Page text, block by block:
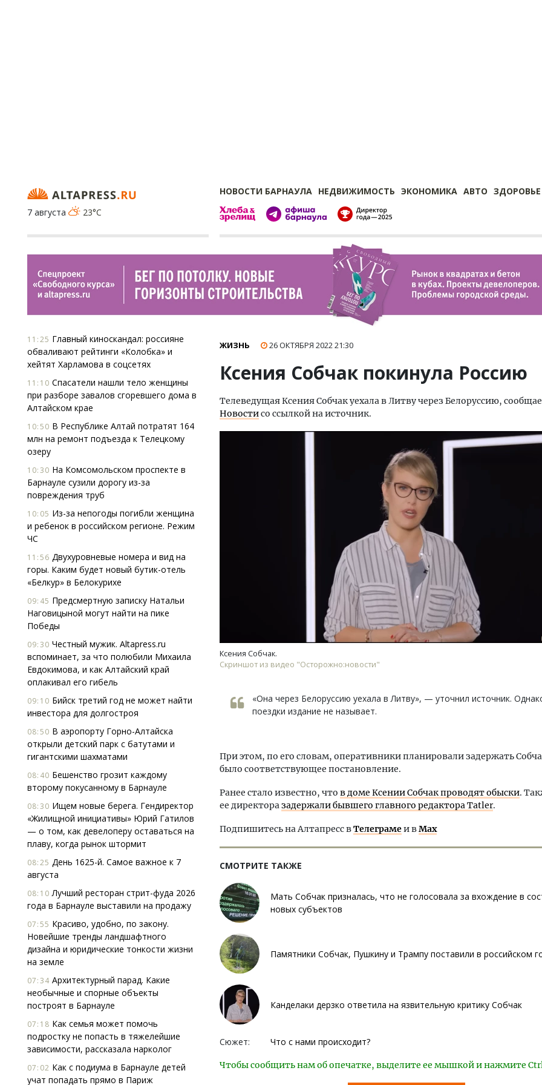
НОВОСТИ БАРНАУЛА НЕДВИЖИМОСТЬ ЭКОНОМИКА АВТО ЗДОРОВЬЕ
7 августа
23°C
11:25 Главный киноскандал: россияне
обваливают рейтинги «Колобка» и
хейтят Харламова в соцсетях
11:10 Спасатели нашли тело женщины
при разборе завалов сгоревшего дома в
Алтайском крае
10:50 В Республике Алтай потратят 164
млн на ремонт подъезда к Телецкому
озеру
10:30 На Комсомольском проспекте в
Барнауле сузили дорогу из-за
повреждения труб
10:05 Из-за непогоды погибли женщина
и ребенок в российском регионе. Режим
ЧС
11:56 Двухуровневые номера и вид на
горы. Каким будет новый бутик-отель
«Белкур» в Белокурихе
09:45 Предсмертную записку Натальи
Наговицыной могут найти на пике
Победы
09:30 Честный мужик. Altapress.ru
вспоминает, за что полюбили Михаила
Евдокимова, и как Алтайский край
оплакивал его гибель
09:10 Бийск третий год не может найти
инвестора для долгостроя
08:50 В аэропорту Горно-Алтайска
открыли детский парк с батутами и
гигантскими шахматами
08:40 Бешенство грозит каждому
второму покусанному в Барнауле
08:30 Ищем новые берега. Гендиректор
«Жилищной инициативы» Юрий Гатилов
— о том, как девелоперу оставаться на
плаву, когда рынок штормит
08:25 День 1625-й. Самое важное к 7
августа
08:10 Лучший ресторан стрит-фуда 2026
года в Барнауле выставили на продажу
07:55 Красиво, удобно, по закону.
Новейшие тренды ландшафтного
дизайна и юридические тонкости жизни
на земле
07:34 Архитектурный парад. Какие
необычные и спорные объекты
построят в Барнауле
07:18 Как семья может помочь
подростку не попасть в тяжелейшие
зависимости, рассказала нарколог
07:02 Как с подиума в Барнауле детей
учат попадать прямо в Париж
ЖИЗНЬ 26 ОКТЯБРЯ 202221:30
Ксения Собчак покинула Россию
Телеведущая Ксения Собчак уехала в Литву через Белоруссию,
Новостисо ссылкой на источник.
Ксения Собчак.
Скриншот из видео "Осторожно:новости"
«Она через Белоруссию уехала в Литву», — уточнил источник.
поездки издание не называет.
При этом, по его словам, оперативники планировали задержать
было соответствующее постановление.
Ранее стало известно, что в доме Ксении Собчак проводят обыски.
ее директоразадержали бывшего главного редактора Tatler.
Подпишитесь на Алтапресс вТелеграмеи вMax
СМОТРИТЕ ТАКЖЕ
Мать Собчак призналась, что не голосовала за вхождение в
новых субъектов
Памятники Собчак, Пушкину и Трампу поставили в российском
Канделаки дерзко ответила на язвительную критику Собчак
Сюжет: Что с нами происходит?
Чтобы сообщить нам об опечатке, выделите ее мышкой и нажмите
Смелость архитектурных идей.
Генеральный директор компании
ЗИАС — об эстетике городов,
трендах в фасадах и развитии рынка
СТРОИТЕЛЬСТВО
Ищем новые берега. Гендиректор
Гатилов — о том, как девелоперу
штормит
СТРОИТЕЛЬСТВО
Архитектурный
земли.
СТРОИТЕЛЬСТВО